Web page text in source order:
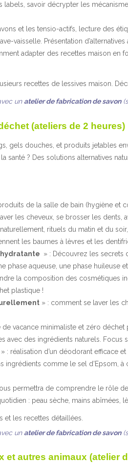
savoir décrypter les
et les tensio-actifs, lecture des
vaisselle. Présentation
adapter des recettes maison en
recettes de lessives maison.
un atelier de fabrication de savon
(ateliers de 2 heures)
gels douches, et produits jetables
santé ? Des solutions alternatives
de la salle de bain (hygiène et
les cheveux, se brosser les dents,
rituels du matin et du
les baumes à lèvres et les
» : Découvrez les secrets
phase aqueuse, une phase huileuse
la composition des cosmétiques
plastique !
» : comment se laver les
vacance minimaliste et zéro déchet
avec des ingrédients naturels. Focus
» : réalisation d’un déodorant efficace
ingrédients comme le sel d’Epsom,
permettra de comprendre le rôle
: peau sèche, mains abîmées,
et les recettes détaillées.
un atelier de fabrication de savon
autres animaux (atelier